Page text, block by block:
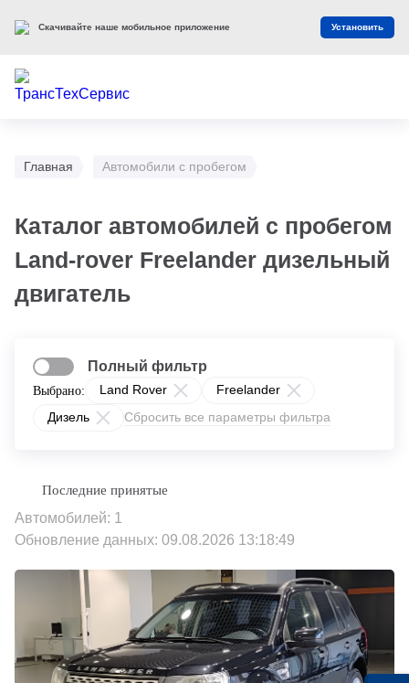
Главная Автомобили с пробегом
Каталог автомобилей с пробегом
Land-rover Freelander дизельный
двигатель
Выбрано: Land Rover
Freelander
Дизель
Сбросить все параметры фильтра
Полный фильтр
Автомобилей: 1
Обновление данных: 09.08.2026 13:18:49
Скачивайте наше мобильное приложение Установить